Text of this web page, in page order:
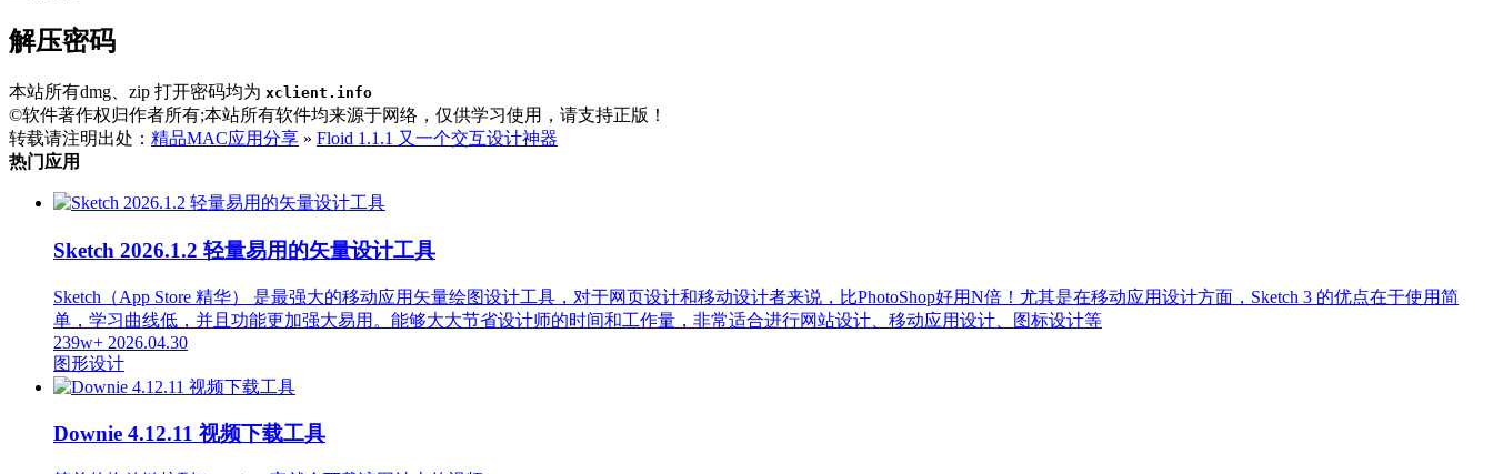
解压密码
本站所有dmg、zip 打开密码均为 xclient.info
©软件著作权归作者所有;本站所有软件均来源于网络，仅供学习使用，请支持正版！
转载请注明出处： 精品MAC应用分享 » Floid 1.1.1 又一个交互设计神器
热门应用
Sketch 2026.1.2 轻量易用的矢量设计工具
Sketch（App Store 精华） 是最强大的移动应用矢量绘图设计工具，对于网页设计和移动设计者来说，比PhotoShop好用N倍！尤其是在移动应用设计方面，Sketch 3 的优点在于使用简
单，学习曲线低，并且功能更加强大易用。能够大大节省设计师的时间和工作量，非常适合进行网站设计、移动应用设计、图标设计等
239w+ 2026.04.30
图形设计
Downie 4.12.11 视频下载工具